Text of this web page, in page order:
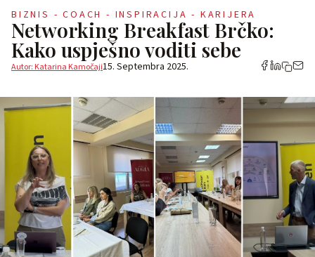
BIZNIS - COACH - INSPIRACIJA - KARIJERA
Networking Breakfast Brčko:
Kako uspješno voditi sebe
Autor: Katarina Kamočaji15. Septembra 2025.